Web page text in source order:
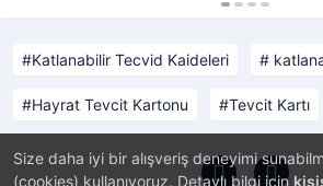
Size daha iyi bir alışveriş deneyimi
(cookies) kullanıyoruz. Detaylı bilgi için
Katlanabilir Tecvid Kaideleri
Hayrat Tevcit Kartonu Tevcit Kartı